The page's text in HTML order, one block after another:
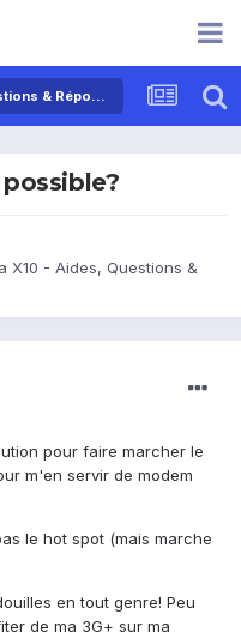
Sony Ericsson Xperia X10 - Aides, Questions & Réponses
X10 - Aides, Questions &
pour faire marcher le
m'en servir de modem
le hot spot (mais marche
en tout genre! Peu
de ma 3G+ sur ma